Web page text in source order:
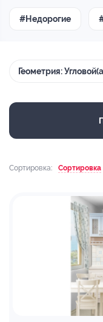
#Недорогие
Геометрия:
Сортировка: Сортировка